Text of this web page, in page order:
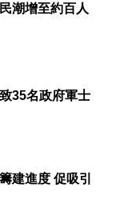
潮增至約百人
35名政府軍士
建進度 促吸引